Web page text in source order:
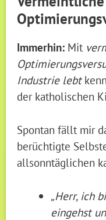
Immerhin: Mit
Industrie lebt
der katholischen
Spontan fällt mir
berüchtigte
allsonntäglichen
„Herr, ich
eingehst